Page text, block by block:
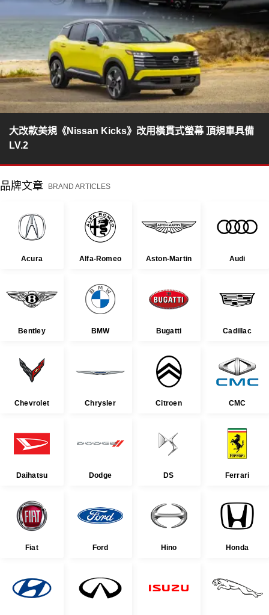
大改款美規《Nissan Kicks》改用橫貫式螢幕 頂規車具備
LV.2
品牌文章 BRAND ARTICLES
Acura Alfa-Romeo Aston-Martin Audi
Bentley BMW Bugatti Cadillac
Chevrolet Chrysler Citroen CMC
Daihatsu Dodge DS Ferrari
Fiat Ford Hino Honda